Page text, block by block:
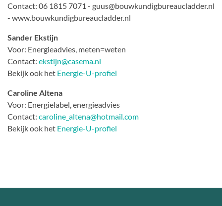
Contact: 06 1815 7071 - guus@bouwkundigbureaucladder.nl
- www.bouwkundigbureaucladder.nl
Sander Ekstijn
Voor: Energieadvies, meten=weten
Contact: ekstijn@casema.nl
Bekijk ook het Energie-U-profiel
Caroline Altena
Voor: Energielabel, energieadvies
Contact: caroline_altena@hotmail.com
Bekijk ook het Energie-U-profiel